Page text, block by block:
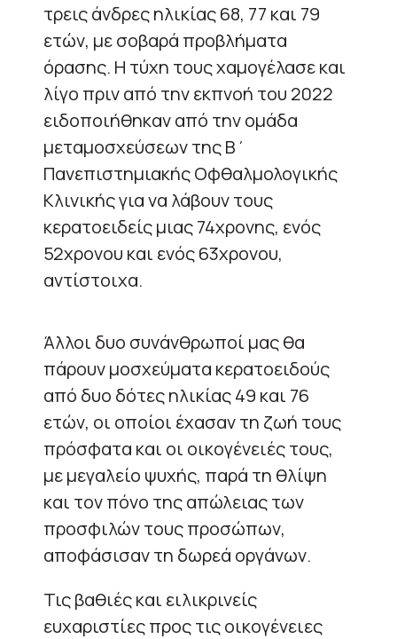
τρεις άνδρες ηλικίας 68, 77 και 79
ετών, με σοβαρά προβλήματα
όρασης. Η τύχη τους χαμογέλασε και
λίγο πριν από την εκπνοή του 2022
ειδοποιήθηκαν από την ομάδα
μεταμοσχεύσεων της Β΄
Πανεπιστημιακής Οφθαλμολογικής
Κλινικής για να λάβουν τους
κερατοειδείς μιας 74χρονης, ενός
52χρονου και ενός 63χρονου,
αντίστοιχα.
Άλλοι δυο συνάνθρωποί μας θα
πάρουν μοσχεύματα κερατοειδούς
από δυο δότες ηλικίας 49 και 76
ετών, οι οποίοι έχασαν τη ζωή τους
πρόσφατα και οι οικογένειές τους,
με μεγαλείο ψυχής, παρά τη θλίψη
και τον πόνο της απώλειας των
προσφιλών τους προσώπων,
αποφάσισαν τη δωρεά οργάνων.
Τις βαθιές και ειλικρινείς
ευχαριστίες προς τις οικογένειες